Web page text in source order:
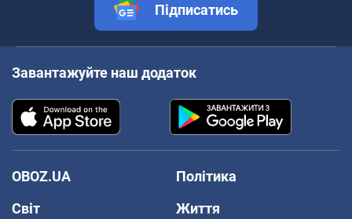
Підписатись
Завантажуйте наш додаток
OBOZ.UA
Політика
Світ
Життя